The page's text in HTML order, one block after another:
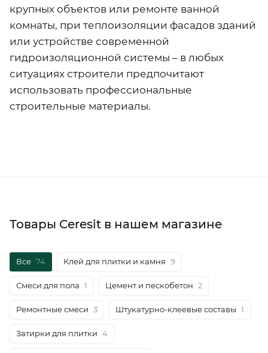
крупных объектов или ремонте ванной
комнаты, при теплоизоляции фасадов зданий
или устройстве современной
гидроизоляционной системы – в любых
ситуациях строители предпочитают
использовать профессиональные
строительные материалы.
Товары Ceresit в нашем магазине
Все 74 Клей для плитки и камня 9
Смеси для пола 1 Цемент и пескобетон 2
Ремонтные смеси 3 Штукатурно-клеевые составы 1
Затирки для плитки 4